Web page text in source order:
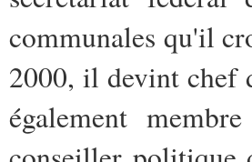
communales qu'il
2000, il devint chef
également